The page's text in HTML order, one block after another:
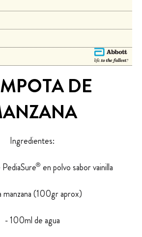
DE
Ingredientes:
® en polvo sabor vainilla
manzana (100gr aprox)
- 100ml de agua